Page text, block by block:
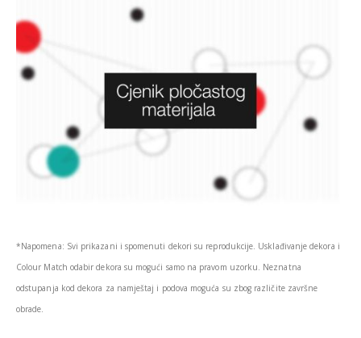
*Napomena: Svi prikazani i spomenuti dekori su reprodukcije. Usklađivanje dekora i
Colour Match odabir dekora su mogući samo na pravom uzorku. Neznatna
odstupanja kod dekora za namještaj i podova moguća su zbog različite završne
obrade.